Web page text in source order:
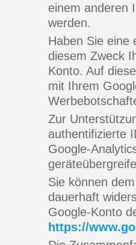
einem anderen
werden.
Haben Sie eine
diesem Zweck
Konto. Auf
mit Ihrem
Zur
authentifizierte
Google-
Sie können
dauerhaft
Google-Konto
https://